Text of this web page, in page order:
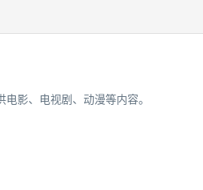
影、电视剧、动漫等内容。